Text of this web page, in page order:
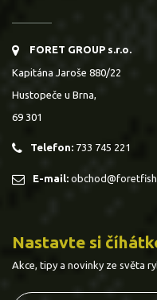
FORET GROUP s.r.o.
Kapitána Jaroše 880/22
Hustopeče u Brna,
69 301
Telefon: 733 745 221
E-mail:
Nastavte si
Akce, tipy a novinky ze světa